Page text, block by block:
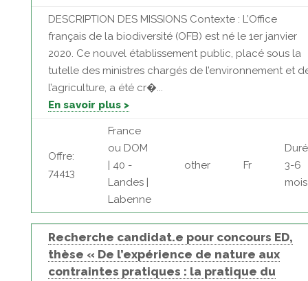
DESCRIPTION DES MISSIONS Contexte : L’Office
français de la biodiversité (OFB) est né le 1er janvier
2020. Ce nouvel établissement public, placé sous la
tutelle des ministres chargés de l’environnement et
l’agriculture, a été cr�...
En savoir plus >
Offre:
74413
France
ou DOM
| 40 -
Landes |
Labenne
other Fr
3-6
mois
Recherche candidat.e pour concours ED,
thèse « De l’expérience de nature aux
contraintes pratiques : la pratique du